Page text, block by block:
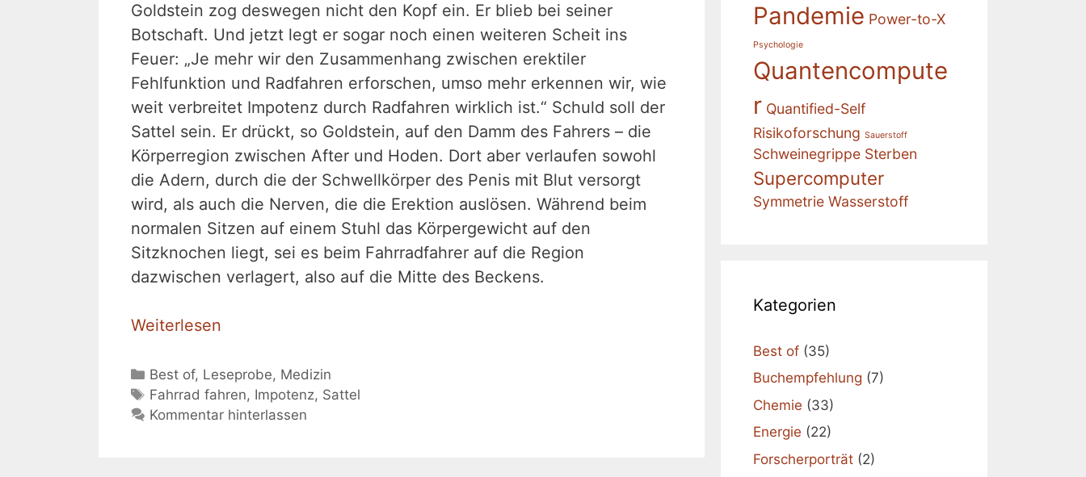
Goldstein zog deswegen nicht den Kopf ein. Er blieb bei seiner
Botschaft. Und jetzt legt er sogar noch einen weiteren Scheit ins
Feuer: „Je mehr wir den Zusammenhang zwischen erektiler
Fehlfunktion und Radfahren erforschen, umso mehr erkennen wir, wie
weit verbreitet Impotenz durch Radfahren wirklich ist.“ Schuld soll der
Sattel sein. Er drückt, so Goldstein, auf den Damm des Fahrers – die
Körperregion zwischen After und Hoden. Dort aber verlaufen sowohl
die Adern, durch die der Schwellkörper des Penis mit Blut versorgt
wird, als auch die Nerven, die die Erektion auslösen. Während beim
normalen Sitzen auf einem Stuhl das Körpergewicht auf den
Sitzknochen liegt, sei es beim Fahrradfahrer auf die Region
dazwischen verlagert, also auf die Mitte des Beckens.
Weiterlesen
Kategorien
Best of, Leseprobe, Medizin
Schlagwörter
Fahrrad fahren, Impotenz, Sattel
Kommentar hinterlassen
Pandemie Power-to-X
Psychologie
Quantencompute
r Quantified-Self
Risikoforschung Sauerstoff
Schweinegrippe Sterben
Supercomputer
Symmetrie Wasserstoff
Kategorien
Best of (35)
Buchempfehlung (7)
Chemie (33)
Energie (22)
Forscherporträt (2)